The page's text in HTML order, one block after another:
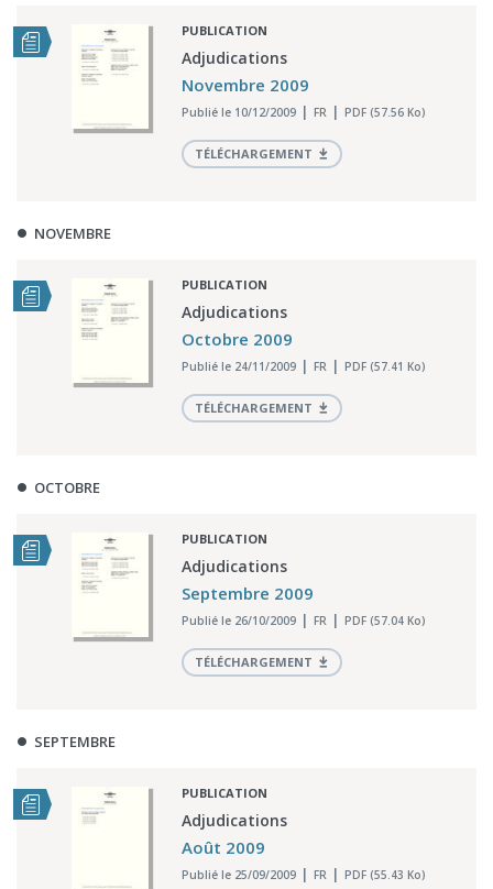
PUBLICATION
Adjudications
Novembre 2009
Publié le 10/12/2009 FR PDF (57.56 Ko)
TÉLÉCHARGEMENT
NOVEMBRE
PUBLICATION
Adjudications
Octobre 2009
Publié le 24/11/2009 FR PDF (57.41 Ko)
TÉLÉCHARGEMENT
OCTOBRE
PUBLICATION
Adjudications
Septembre 2009
Publié le 26/10/2009 FR PDF (57.04 Ko)
TÉLÉCHARGEMENT
SEPTEMBRE
PUBLICATION
Adjudications
Août 2009
Publié le 25/09/2009 FR PDF (55.43 Ko)